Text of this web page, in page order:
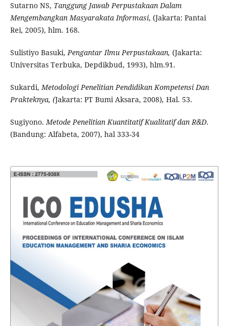
Sutarno NS, Tanggung Jawab Perpustakaan Dalam
Mengembangkan Masyarakata Informasi, (Jakarta: Pantai
Rei, 2005), hlm. 168.
Sulistiyo Basuki,Pengantar Ilmu Perpustakaan, (Jakarta:
Universitas Terbuka, Depdikbud, 1993), hlm.91.
Sukardi,Metodologi Penelitian Pendidikan Kompetensi Dan
Prakteknya, (Jakarta: PT Bumi Aksara, 2008), Hal. 53.
Sugiyono.Metode Penelitian Kuantitatif Kualitatif dan R&D.
(Bandung: Alfabeta, 2007), hal 333-34